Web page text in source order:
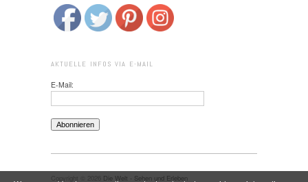
AKTUELLE INFOS VIA E-MAIL
E-Mail:
Die Welt - Sehen und Erleben